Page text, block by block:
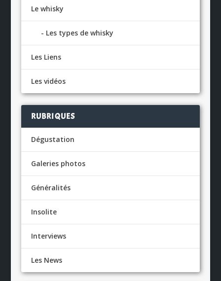
Le whisky
Les types de whisky
Les Liens
Les vidéos
RUBRIQUES
Dégustation
Galeries photos
Généralités
Insolite
Interviews
Les News